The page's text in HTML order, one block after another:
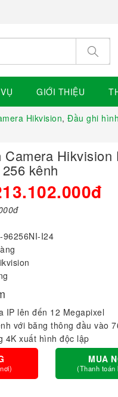
GIỚI THIỆU
Hikvision, Đầu ghi
Hikvision
kênh
96256NI-I24
IP lên đến 12 Megapixel
với băng thông đầu vào
4K xuất hình độc lập
MUA
(Thanh toán